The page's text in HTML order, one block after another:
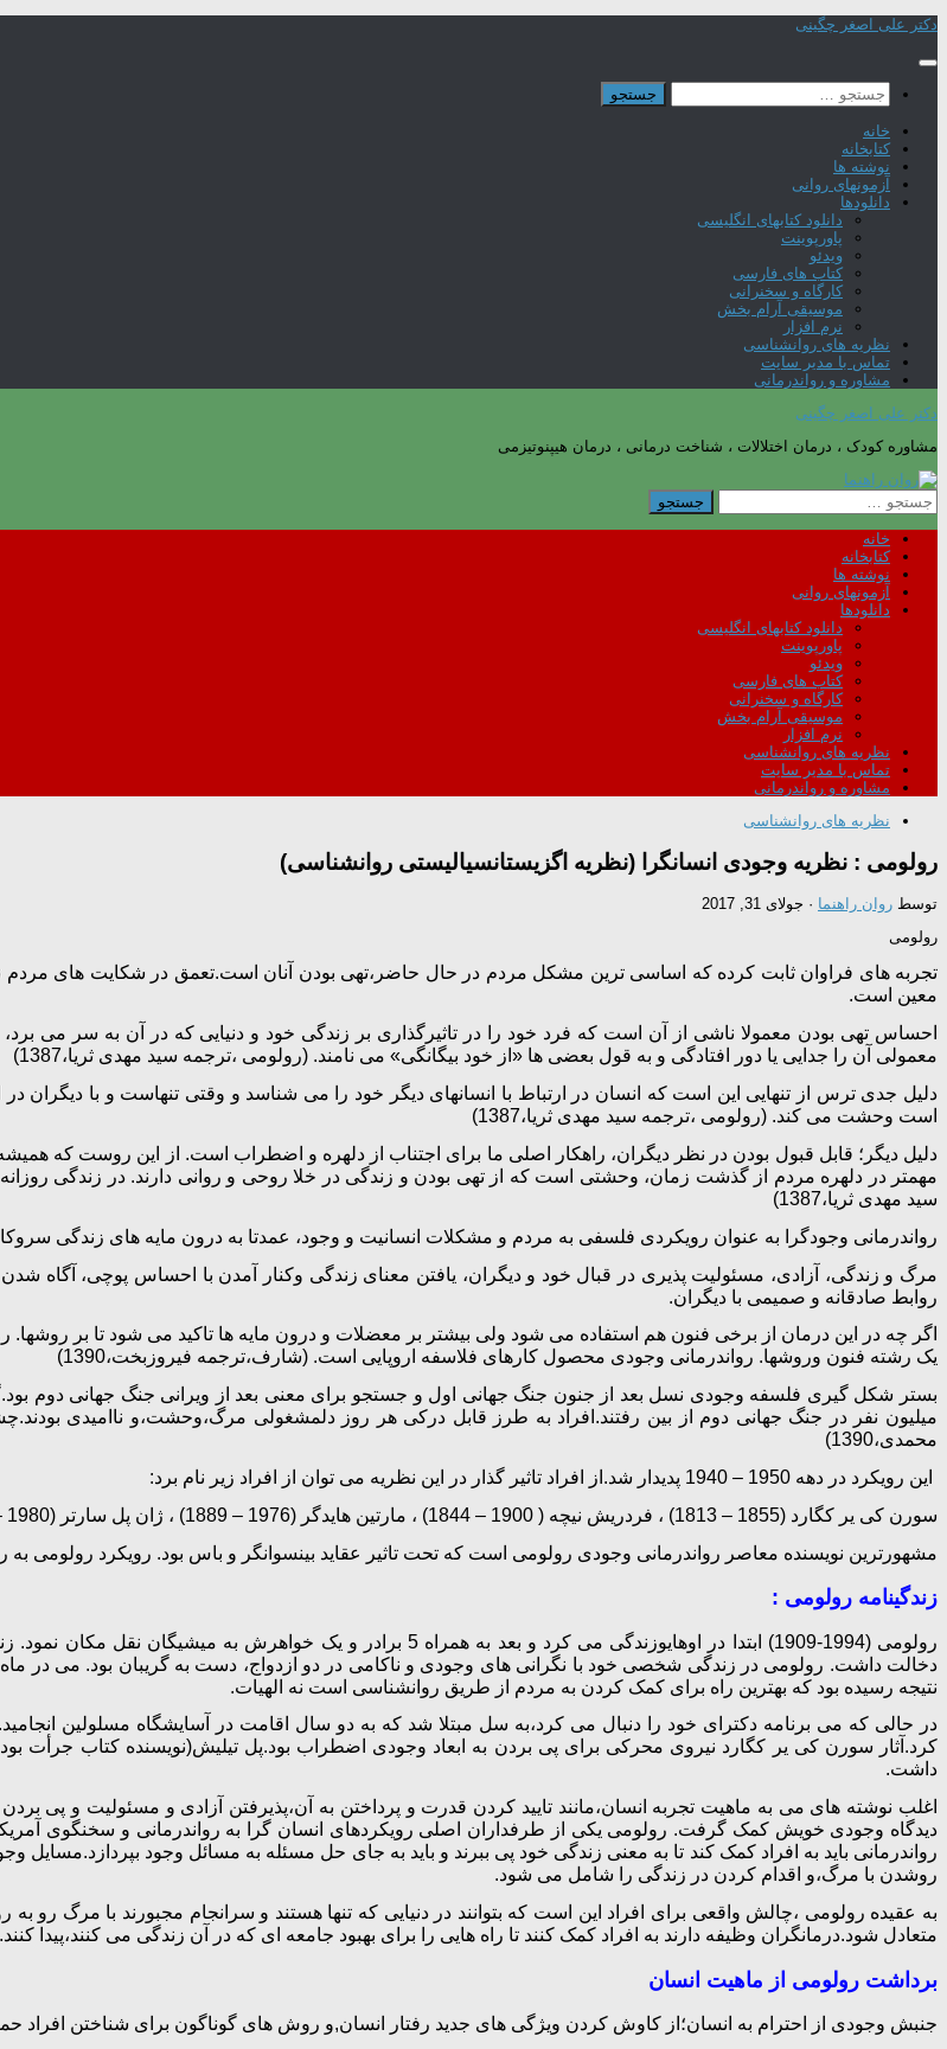
Skip
content
دکتر علی اصغر چگینی
جستجو
برای:
خانه
کتابخانه
نوشته ها
آزمونهای روانی
دانلودها
دانلود کتابهای انگلیسی
پاورپوینت
ویدئو
کتاب های فارسی
کارگاه و سخنرانی
موسیقی آرام بخش
نرم افزار
نظریه های روانشناسی
تماس با مدیر سایت
مشاوره و رواندرمانی
دکتر علی اصغر چگینی
مشاوره کودک ، درمان اختلالات ، شناخت درمانی ، درمان هیپنوتیزمی
جستجو
برای:
خانه
کتابخانه
نوشته ها
آزمونهای روانی
دانلودها
دانلود کتابهای انگلیسی
پاورپوینت
ویدئو
کتاب های فارسی
کارگاه و سخنرانی
موسیقی آرام بخش
نرم افزار
نظریه های روانشناسی
تماس با مدیر سایت
مشاوره و رواندرمانی
نظریه های روانشناسی
رولومی : نظریه وجودی انسانگرا (نظریه اگزیستانسیالیستی روانشناسی)
توسط روان راهنما · جولای 31, 2017
رولومی
تجربه های فراوان ثابت کرده که اساسی ترین مشکل مردم در حال حاضر،تهی بودن آنان است.تعمق در شکایت های
معین است.
احساس تهی بودن معمولا ناشی از آن است که فرد خود را در تاثیرگذاری بر زندگی خود و دنیایی که در آن به سر می
معمولی آن را جدایی یا دور افتادگی و به قول بعضی ها «از خود بیگانگی» می نامند. (رولومی ،ترجمه سید مهدی ثریا،1387)
دلیل جدی ترس از تنهایی این است که انسان در ارتباط با انسانهای دیگر خود را می شناسد و وقتی تنهاست و با
است وحشت می کند. (رولومی ،ترجمه سید مهدی ثریا،1387)
دلیل دیگر؛ قابل قبول بودن در نظر دیگران، راهکار اصلی ما برای اجتناب از دلهره و اضطراب است. از این روست که
مهمتر در دلهره مردم از گذشت زمان، وحشتی است که از تهی بودن و زندگی در خلا روحی و روانی دارند. در زندگی
سید مهدی ثریا،1387)
رواندرمانی وجودگرا به عنوان رویکردی فلسفی به مردم و مشکلات انسانیت و وجود، عمدتا به درون مایه های زندگی سروکار
مرگ و زندگی، آزادی، مسئولیت پذیری در قبال خود و دیگران، یافتن معنای زندگی وکنار آمدن با احساس پوچی، آگاه
روابط صادقانه و صمیمی با دیگران.
اگر چه در این درمان از برخی فنون هم استفاده می شود ولی بیشتر بر معضلات و درون مایه ها تاکید می شود تا بر
یک رشته فنون وروشها. رواندرمانی وجودی محصول کارهای فلاسفه اروپایی است. (شارف،ترجمه فیروزبخت،1390)
میلیون نفر در جنگ جهانی دوم از بین رفتند.افراد به طرز قابل درکی هر روز دلمشغولی مرگ،وحشت،و ناامیدی
محمدی،1390)
این رویکرد در دهه 1950 – 1940 پدیدار شد.از افراد تاثیر گذار در این نظریه می توان از افراد زیر نام برد:
سورن کی یر کگارد (1855 – 1813) ، فردریش نیچه ( 1900 – 1844) ، مارتین هایدگر (1976 – 1889) ، ژان پل سارتر (1980 – 1905) ، مارتین باربر (1965- 1878) ، لودویک بنیز وانگر (1966-1881)
مشهورترین نویسنده معاصر رواندرمانی وجودی رولومی است که تحت تاثیر عقاید بینسوانگر و باس بود. رویکرد رولومی به
زندگینامه رولومی :
رولومی (1994-1909) ابتدا در اوهایوزندگی می کرد و بعد به همراه 5 برادر
دخالت داشت. رولومی در زندگی شخصی خود با نگرانی های وجودی و ناکامی در دو ازدواج، دست به گریبان بود. می در ماه
نتیجه رسیده بود که بهترین راه برای کمک کردن به مردم از طریق روانشناسی است نه الهیات.
در حالی که می برنامه دکترای خود را دنبال می کرد،به سل مبتلا شد که به دو سال اقامت در آسایشگاه مسلولین
کرد.آثار سورن کی یر کگارد نیروی محرکی برای پی بردن به ابعاد وجودی اضطراب بود.پل تیلیش(نویسنده کتاب
داشت.
اغلب نوشته های می به ماهیت تجربه انسان،مانند تایید کردن قدرت و پرداختن به آن،پذیرفتن آزادی و مسئولیت و
دیدگاه وجودی خویش کمک گرفت. رولومی یکی از طرفداران اصلی رویکردهای انسان گرا به رواندرمانی و سخنگوی
رواندرمانی باید به افراد کمک کند تا به معنی زندگی خود پی ببرند و باید به جای حل مسئله به مسائل وجود
روشدن با مرگ،و اقدام کردن در زندگی را شامل می شود.
به عقیده رولومی ،چالش واقعی برای افراد این است که بتوانند در دنیایی که تنها هستند و سرانجام مجبورند با مرگ رو به
متعادل شود.درمانگران وظیفه دارند به افراد کمک کنند تا راه هایی را برای بهبود جامعه ای که در آن زندگی می کنند،پیدا کنند.
برداشت رولومی از ماهیت انسان
جنبش وجودی از احترام به انسان؛از کاوش کردن ویژگی های جدید رفتار انسان,و روش های گوناگون برای شناختن افراد